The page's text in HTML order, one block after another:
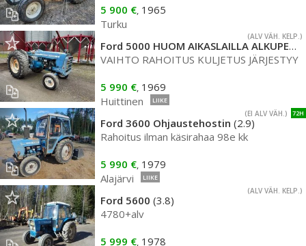
5 900 €, 1965
Turku
(ALV VÄH. KELP.)
Ford 5000 HUOM AIKASLAILLA ALKUPERÄINEN
VAIHTO RAHOITUS KULJETUS JÄRJESTYY
5 990 €, 1969
Huittinen
LIIKE
72H
(EI ALV VÄH.)
Ford 3600 Ohjaustehostin (2.9)
Rahoitus ilman käsirahaa 98e kk
5 990 €, 1979
Alajärvi
LIIKE
(ALV VÄH. KELP.)
Ford 5600 (3.8)
4780+alv
5 999 €, 1978